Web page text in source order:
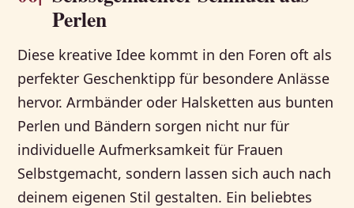
Perlen
Diese kreative Idee kommt in den Foren oft als
perfekter Geschenktipp für besondere Anlässe
hervor. Armbänder oder Halsketten aus bunten
Perlen und Bändern sorgen nicht nur für
individuelle Aufmerksamkeit für Frauen
Selbstgemacht, sondern lassen sich auch nach
deinem eigenen Stil gestalten. Ein beliebtes